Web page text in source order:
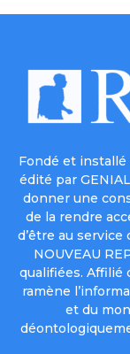
Fondé et installé
édité par
donner une
de la rendre
d’être au service
NOUVEAU
qualifiées. Affilié
ramène
et du